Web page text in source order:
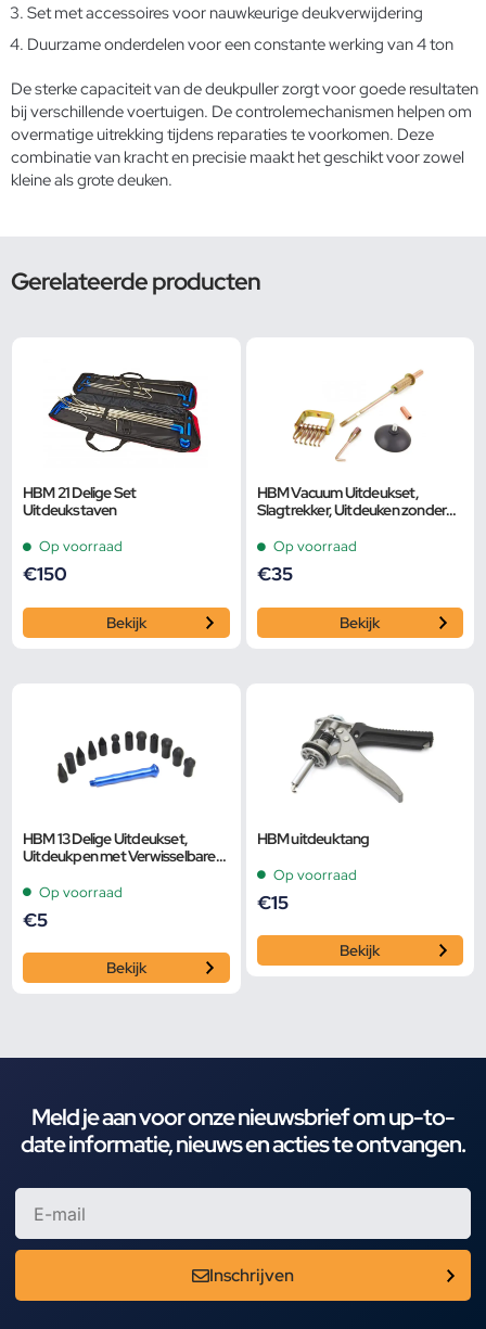
Set met accessoires voor nauwkeurige deukverwijdering
Duurzame onderdelen voor een constante werking van 4 ton
De sterke capaciteit van de deukpuller zorgt voor goede resultaten
bij verschillende voertuigen. De controlemechanismen helpen om
overmatige uitrekking tijdens reparaties te voorkomen. Deze
combinatie van kracht en precisie maakt het geschikt voor zowel
kleine als grote deuken.
Gerelateerde producten
HBM 21 Delige Set
Uitdeukstaven
Op voorraad
€150
Bekijk
HBM Vacuum Uitdeukset,
Slagtrekker, Uitdeuken zonder
Op voorraad
€35
Bekijk
HBM 13 Delige Uitdeukset,
Uitdeukpen met Verwisselbare
Op voorraad
€5
Bekijk
HBM uitdeuktang
Op voorraad
€15
Bekijk
Meld je aan voor onze nieuwsbrief om up-to-
date informatie, nieuws en acties te ontvangen.
Inschrijven